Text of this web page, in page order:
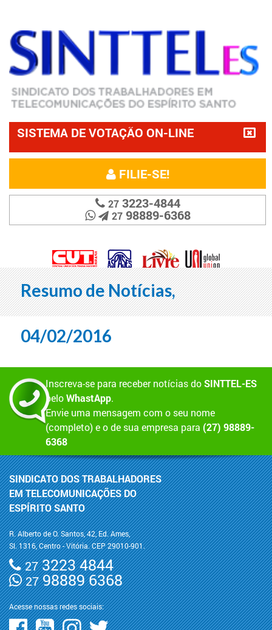
SISTEMA DE VOTAÇÃO ON-LINE
FILIE-SE!
273223-4844
2798889-6368
Resumo de Notícias,
04/02/2016
Inscreva-se para receber notícias doSINTTEL-ES
peloWhastApp.
Envie uma mensagem com o seu nome
(completo) e o de sua empresa para (27) 98889-
6368
SINDICATO DOS TRABALHADORES
EM TELECOMUNICAÇÕES DO
ESPÍRITO SANTO
R. Alberto de O. Santos, 42, Ed. Ames,
Sl. 1316, Centro - Vitória. CEP 29010-901.
273223 4844
2798889 6368
Acesse nossas redes sociais: